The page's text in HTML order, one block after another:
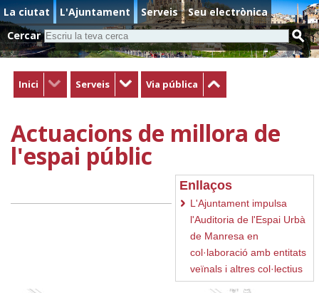
La ciutat L'Ajuntament Serveis
Seu electrònica
Cercar
Inici Serveis Via pública
Actuacions de millora de
l'espai públic
Enllaços
L'Ajuntament impulsa
l'Auditoria de l'Espai Urbà
de Manresa en
col·laboració amb entitats
veïnals i altres col·lectius